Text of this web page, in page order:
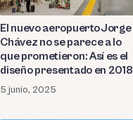
El nuevo aeropuerto Jorge
Chávez no se parece a lo
que prometieron: Así es el
diseño presentado en 2018
5 junio, 2025